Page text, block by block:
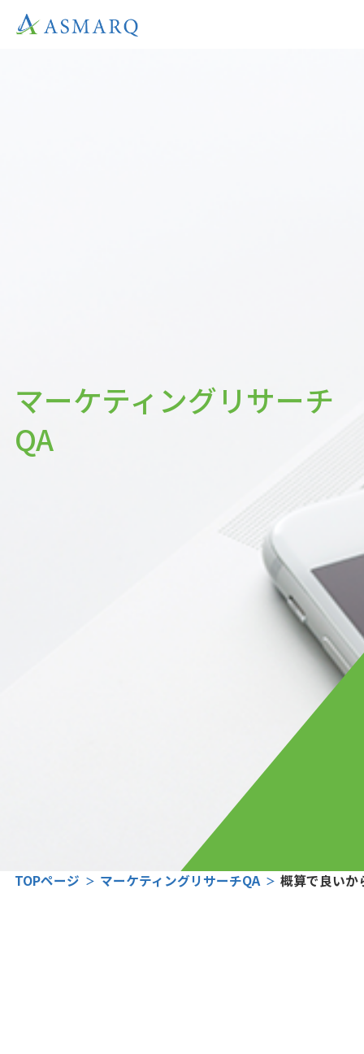
マーケティングリサーチ
QA
TOPページ マーケティングリサーチQA 概算で良いか